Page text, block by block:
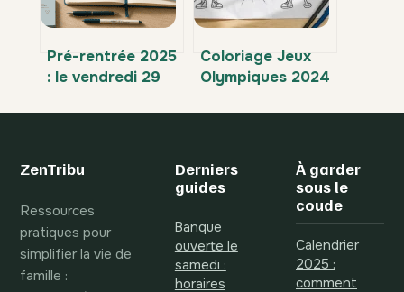
Pré-rentrée 2025
: le vendredi 29
d’or pour vos
service
Coloriage Jeux
Olympiques 2024
iconiques à
enfants
ZenTribu
Ressources
pratiques pour
simplifier la vie de
famille :
Derniers
guides
Banque
ouverte le
samedi :
horaires
À garder
sous le
coude
Calendrier
2025 :
comment